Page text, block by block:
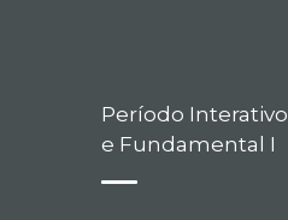
Período
e Fundamental I